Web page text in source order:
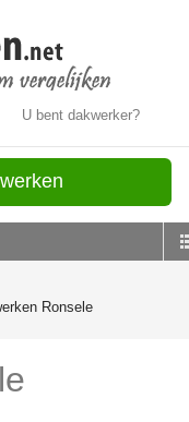
U bent dakwerker?
Ronsele